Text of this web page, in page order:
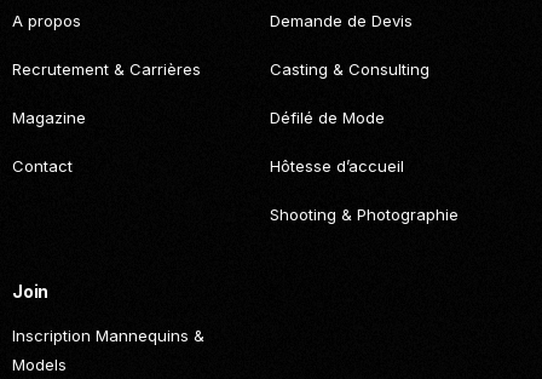
A propos
Recrutement & Carrières
Magazine
Contact
Demande de Devis
Casting & Consulting
Défilé de Mode
Hôtesse d’accueil
Shooting & Photographie
Join
Inscription Mannequins &
Models